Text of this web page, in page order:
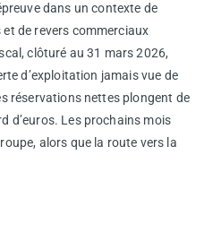
dans un contexte de
de revers commerciaux
clôturé au 31 mars 2026,
d’exploitation jamais vue de
réservations nettes plongent de
d’euros. Les prochains mois
alors que la route vers la